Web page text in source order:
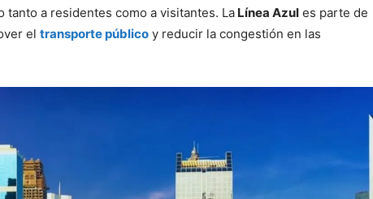
a residentes como a visitantes. La Línea Azul es parte de
el transporte público y reducir la congestión en las